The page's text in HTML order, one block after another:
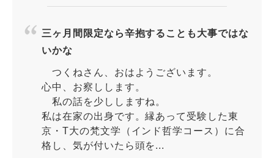
三ヶ月間限定なら辛抱することも大事ではな
いかな
つくねさん、おはようございます。
心中、お察しします。
私の話を少ししますね。
私は在家の出身です。縁あって受験した東
京・T大の梵文学（インド哲学コース）に合
格し、気が付いたら頭を...